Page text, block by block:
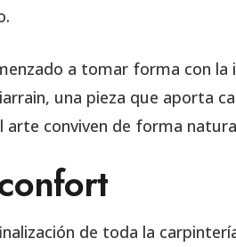
a tomar forma con la
una pieza que aporta
arte conviven de forma
de toda la